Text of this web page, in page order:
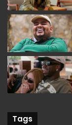
Tags